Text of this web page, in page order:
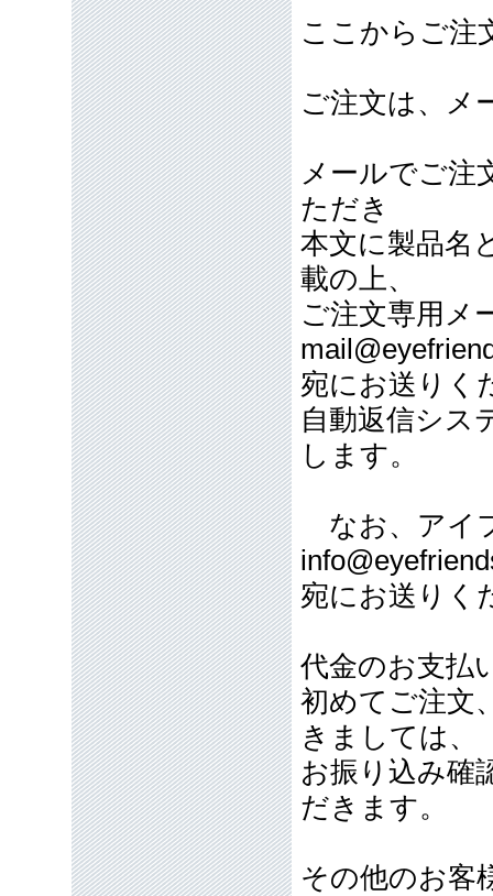
ここからご注
ご注文は、メ
メールでご注
ただき
本文に製品名
載の上、
ご注文専用
宛にお送りく
自動返信シス
します。
なお、アイ
宛にお送りく
代金のお支払
初めてご注文
きましては、
お振り込み確
だきます。
その他のお客